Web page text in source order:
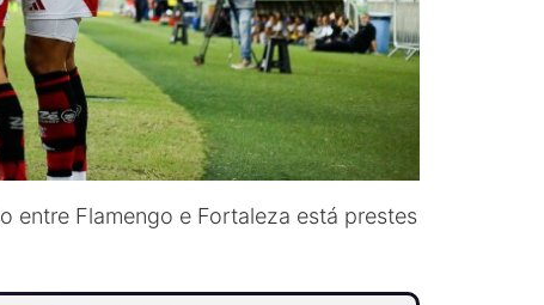
entre Flamengo e Fortaleza está prestes